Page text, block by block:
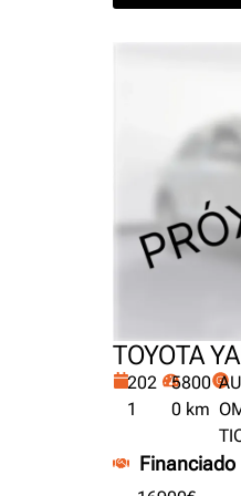
TOYOTA
202
1
5800
0 km
Financiado